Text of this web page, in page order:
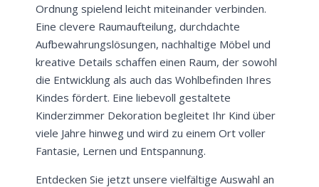
Ordnung spielend leicht miteinander verbinden.
Eine clevere Raumaufteilung, durchdachte
Aufbewahrungslösungen, nachhaltige Möbel und
kreative Details schaffen einen Raum, der sowohl
die Entwicklung als auch das Wohlbefinden Ihres
Kindes fördert. Eine liebevoll gestaltete
Kinderzimmer Dekoration begleitet Ihr Kind über
viele Jahre hinweg und wird zu einem Ort voller
Fantasie, Lernen und Entspannung.
Entdecken Sie jetzt unsere vielfältige Auswahl an